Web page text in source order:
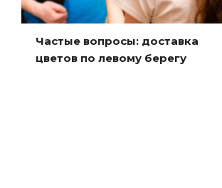
Частые вопросы: доставка
цветов по левому берегу